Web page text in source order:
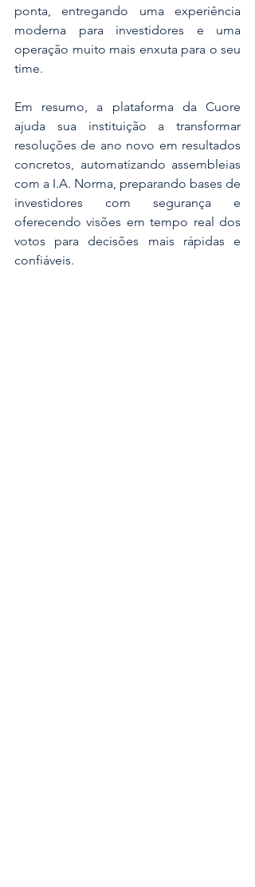
ponta, entregando uma experiência
moderna para investidores e uma
operação muito mais enxuta para o seu
time.
Em resumo, a plataforma da Cuore
ajuda sua instituição a transformar
resoluções de ano novo em resultados
concretos, automatizando assembleias
com a I.A. Norma, preparando bases de
investidores com segurança e
oferecendo visões em tempo real dos
votos para decisões mais rápidas e
confiáveis.